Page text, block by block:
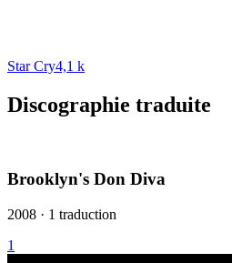
Star Cry4,1 k
Discographie traduite
Brooklyn's Don Diva
2008 · 1 traduction
1